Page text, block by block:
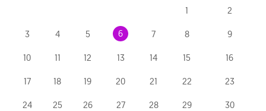
1 2
3 4 5 6 7 8 9
10 11 12 13 14 15 16
17 18 19 20 21 22 23
24 25 26 27 28 29 30